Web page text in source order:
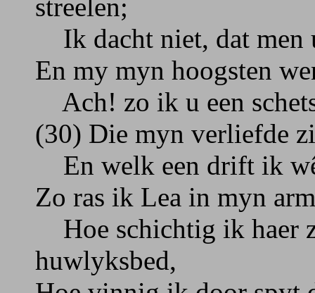
streelen;
Ik dacht niet, dat men
En my myn hoogsten
Ach! zo ik u een
(30) Die myn verliefde
En welk een drift ik
Zo ras ik Lea in myn
Hoe schichtig ik haer
huwlyksbed,